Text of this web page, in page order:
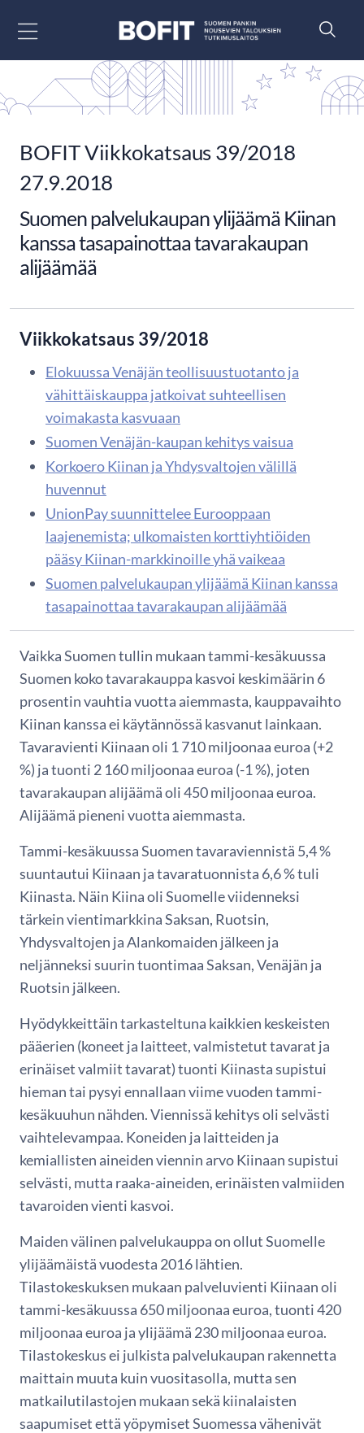
BOFIT Viikkokatsaus 39/2018
27.9.2018
Suomen palvelukaupan ylijäämä Kiinan
kanssa tasapainottaa tavarakaupan
alijäämää
Viikkokatsaus 39/2018
Elokuussa Venäjän teollisuustuotanto ja
vähittäiskauppa jatkoivat suhteellisen
voimakasta kasvuaan
Suomen Venäjän-kaupan kehitys vaisua
Korkoero Kiinan ja Yhdysvaltojen välillä
huvennut
UnionPay suunnittelee Eurooppaan
laajenemista; ulkomaisten korttiyhtiöiden
pääsy Kiinan-markkinoille yhä vaikeaa
Suomen palvelukaupan ylijäämä Kiinan kanssa
tasapainottaa tavarakaupan alijäämää
Vaikka Suomen tullin mukaan tammi-kesäkuussa
Suomen koko tavarakauppa kasvoi keskimäärin 6
prosentin vauhtia vuotta aiemmasta, kauppavaihto
Kiinan kanssa ei käytännössä kasvanut lainkaan.
Tavaravienti Kiinaan oli 1 710 miljoonaa euroa (+2
%) ja tuonti 2 160 miljoonaa euroa (-1 %), joten
tavarakaupan alijäämä oli 450 miljoonaa euroa.
Alijäämä pieneni vuotta aiemmasta.
Tammi-kesäkuussa Suomen tavaraviennistä 5,4 %
suuntautui Kiinaan ja tavaratuonnista 6,6 % tuli
Kiinasta. Näin Kiina oli Suomelle viidenneksi
tärkein vientimarkkina Saksan, Ruotsin,
Yhdysvaltojen ja Alankomaiden jälkeen ja
neljänneksi suurin tuontimaa Saksan, Venäjän ja
Ruotsin jälkeen.
Hyödykkeittäin tarkasteltuna kaikkien keskeisten
pääerien (koneet ja laitteet, valmistetut tavarat ja
erinäiset valmiit tavarat) tuonti Kiinasta supistui
hieman tai pysyi ennallaan viime vuoden tammi-
kesäkuuhun nähden. Viennissä kehitys oli selvästi
vaihtelevampaa. Koneiden ja laitteiden ja
kemiallisten aineiden viennin arvo Kiinaan supistui
selvästi, mutta raaka-aineiden, erinäisten valmiiden
tavaroiden vienti kasvoi.
Maiden välinen palvelukauppa on ollut Suomelle
ylijäämäistä vuodesta 2016 lähtien.
Tilastokeskuksen mukaan palveluvienti Kiinaan oli
tammi-kesäkuussa 650 miljoonaa euroa, tuonti 420
miljoonaa euroa ja ylijäämä 230 miljoonaa euroa.
Tilastokeskus ei julkista palvelukaupan rakennetta
maittain muuta kuin vuositasolla, mutta sen
matkailutilastojen mukaan sekä kiinalaisten
saapumiset että yöpymiset Suomessa vähenivät